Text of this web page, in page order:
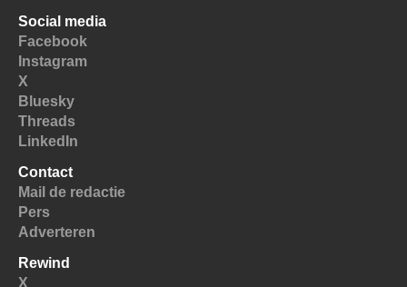
Social media
Facebook
Instagram
X
Bluesky
Threads
LinkedIn
Contact
Mail de redactie
Pers
Adverteren
Rewind
X